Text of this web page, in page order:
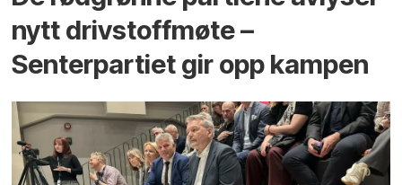
nytt drivstoffmøte –
Senterpartiet gir opp kampen